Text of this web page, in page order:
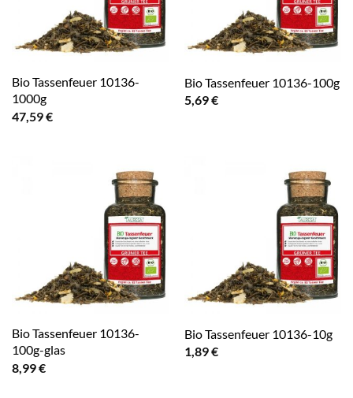
Bio Tassenfeuer 10136-
1000g
47,59€
Bio Tassenfeuer 10136-100g
5,69€
Bio Tassenfeuer 10136-
100g-glas
8,99€
Bio Tassenfeuer 10136-10g
1,89€